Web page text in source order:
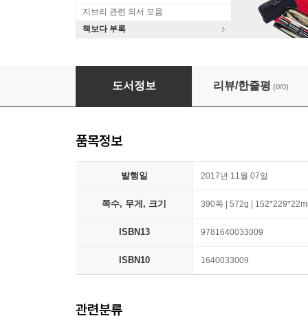
지브리 관련 외서 모음
책보다 부록
Having Survived Sevastopol
도서정보 리뷰/한줄평 (0/0)
품목정보
발행일 2017년 11월 07일
쪽수, 무게, 크기 390쪽 | 572g |
ISBN13 9781640033009
ISBN10 1640033009
관련분류